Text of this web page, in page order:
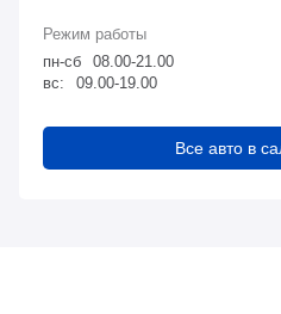
пн-сб
08.00-21.00
вс:
09.00-19.00
Все авто в